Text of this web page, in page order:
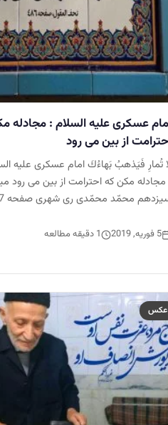
عسكرى عليه السلام : مجادله
از بين مى رود
تُمارِ فَيَذهبُ بَهاءُكَ امام عسكرى عليه
مكن كه احترامت از بين مى رود
محمّد محمّدی ری شهری صفحه 317 تحف…
5 فوریه, 2019 1 دقیقه مطالعه
عکس